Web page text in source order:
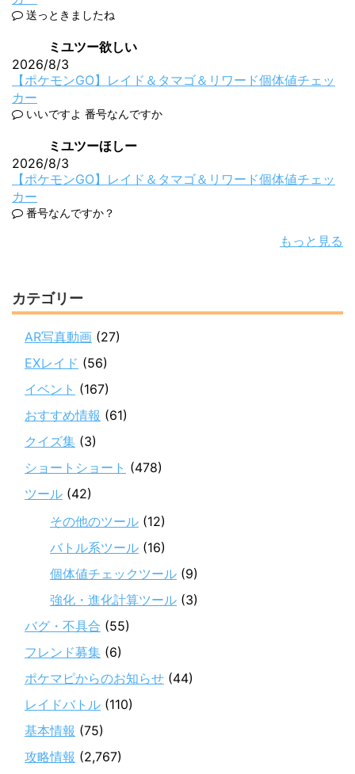
送っときましたね
ミユツー欲しい
2026/8/3
【ポケモンGO】レイド＆タマゴ＆リワード個体値チェッ
カー
いいですよ 番号なんですか
ミユツーほしー
2026/8/3
【ポケモンGO】レイド＆タマゴ＆リワード個体値チェッ
カー
番号なんですか？
もっと見る
カテゴリー
AR写真動画 (27)
EXレイド (56)
イベント (167)
おすすめ情報 (61)
クイズ集 (3)
ショートショート (478)
ツール (42)
その他のツール (12)
バトル系ツール (16)
個体値チェックツール (9)
強化・進化計算ツール (3)
バグ・不具合 (55)
フレンド募集 (6)
ポケマピからのお知らせ (44)
レイドバトル (110)
基本情報 (75)
攻略情報 (2,767)